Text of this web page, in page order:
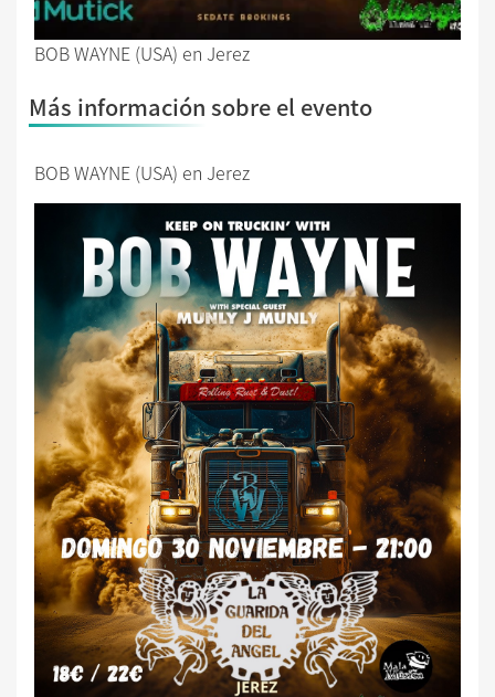
BOB WAYNE (USA) en Jerez
Más información sobre el evento
BOB WAYNE (USA) en Jerez